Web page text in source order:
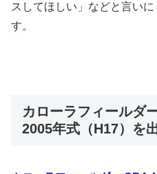
スしてほしい」などと言い
す。
カローラフィールダ
2005年式（H17）を